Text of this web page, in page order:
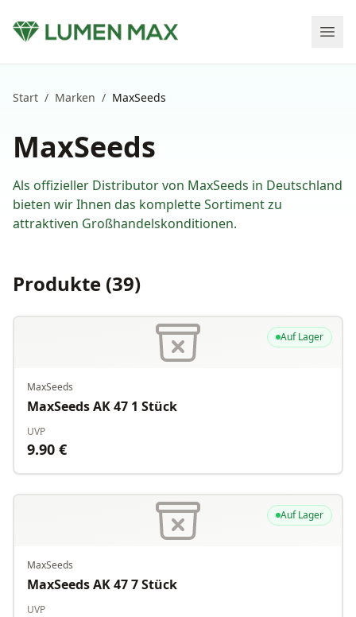
Start / Marken / MaxSeeds
MaxSeeds
Als offizieller Distributor von MaxSeeds in Deutschland
bieten wir Ihnen das komplette Sortiment zu
attraktiven Großhandelskonditionen.
Produkte (39)
Auf Lager
MaxSeeds
MaxSeeds AK 47 1 Stück
UVP
9.90 €
Auf Lager
MaxSeeds
MaxSeeds AK 47 7 Stück
UVP